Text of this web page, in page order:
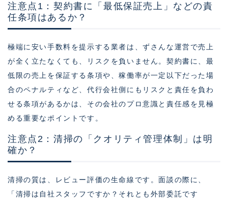
注意点1：契約書に「最低保証売上」などの責
任条項はあるか？
極端に安い手数料を提示する業者は、ずさんな運営で売上
が全く立たなくても、リスクを負いません。契約書に、最
低限の売上を保証する条項や、稼働率が一定以下だった場
合のペナルティなど、代行会社側にもリスクと責任を負わ
せる条項があるかは、その会社のプロ意識と責任感を見極
める重要なポイントです。
注意点2：清掃の「クオリティ管理体制」は明
確か？
清掃の質は、レビュー評価の生命線です。面談の際に、
「清掃は自社スタッフですか？それとも外部委託です